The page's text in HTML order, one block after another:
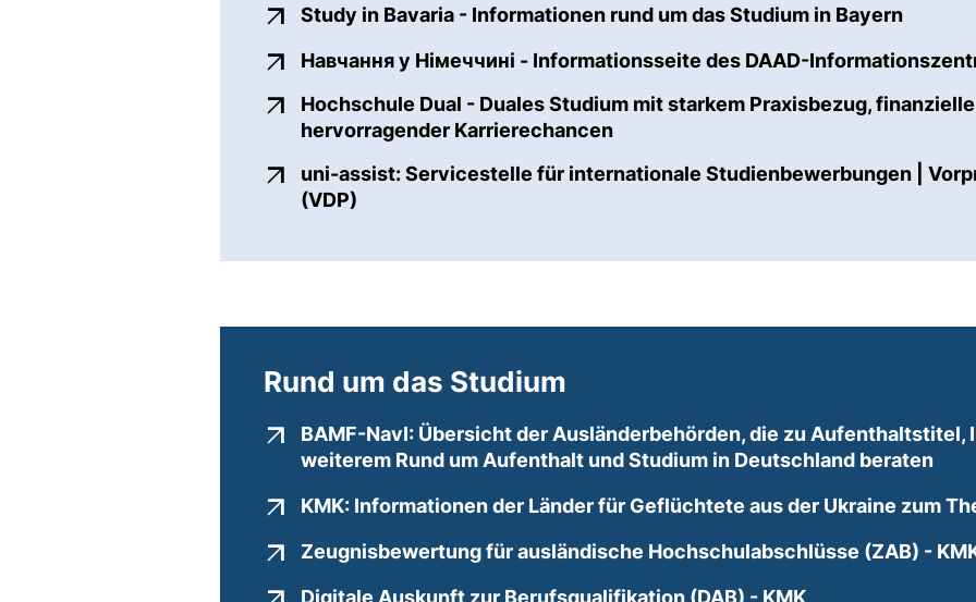
Study in Bavaria - Informationen rund um das Studium in Bayern
Навчання у Німеччині - Informationsseite des DAAD-
Hochschule Dual - Duales Studium mit starkem Praxisbezug,
hervorragender Karrierechancen(externer Link, öffnet neues Fenster)
uni-assist: Servicestelle für internationale Studienbewerbungen |
(VDP)
Rund um das Studium
BAMF-NavI: Übersicht der Ausländerbehörden, die zu Aufenthaltstitel,
weiterem Rund um Aufenthalt und Studium in Deutschland beraten
KMK: Informationen der Länder für Geflüchtete aus der Ukraine zum
Zeugnisbewertung für ausländische Hochschulabschlüsse (ZAB) -
Digitale Auskunft zur Berufsqualifikation (DAB) - KMK(externer Link,